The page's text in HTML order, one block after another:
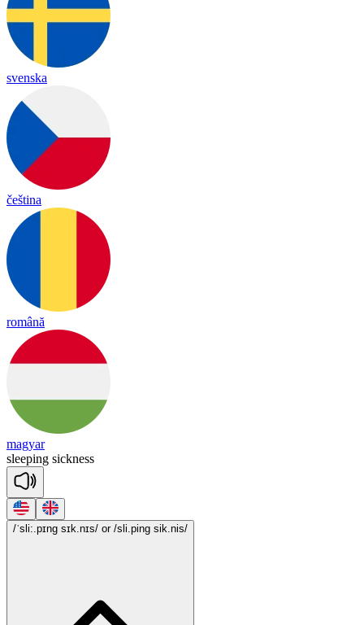
svenska
čeština
română
magyar
sleeping sickness
/ˈsli:.pɪng sɪk.nɪs/ or /sli.ping sik.nis/